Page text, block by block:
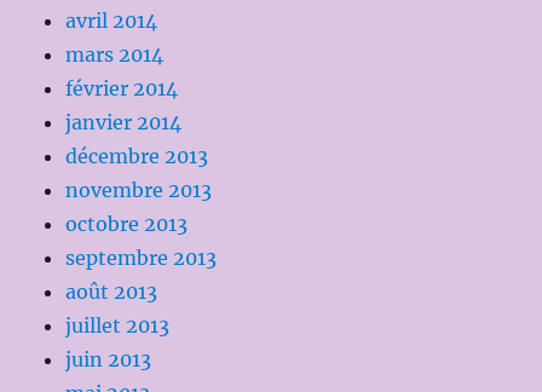
avril 2014
mars 2014
février 2014
janvier 2014
décembre 2013
novembre 2013
octobre 2013
septembre 2013
août 2013
juillet 2013
juin 2013